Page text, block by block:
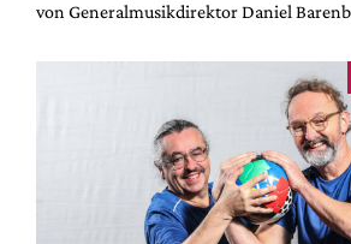
von Generalmusikdirektor Daniel